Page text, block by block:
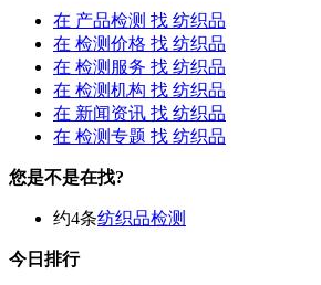
在 产品检测 找 纺织品
在 检测价格 找 纺织品
在 检测服务 找 纺织品
在 检测机构 找 纺织品
在 新闻资讯 找 纺织品
在 检测专题 找 纺织品
您是不是在找?
约4条纺织品检测
今日排行